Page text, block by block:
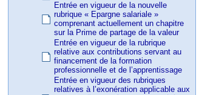
Entrée en vigueur de la nouvelle
rubrique « Epargne salariale »
comprenant actuellement un chapitre
sur la Prime de partage de la valeur
Entrée en vigueur de la rubrique
relative aux contributions servant au
financement de la formation
professionnelle et de l’apprentissage
Entrée en vigueur des rubriques
relatives à l’exonération applicable aux